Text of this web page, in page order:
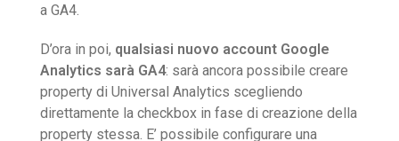
a GA4.
D’ora in poi, qualsiasi nuovo account Google
Analytics sarà GA4: sarà ancora possibile creare
property di Universal Analytics scegliendo
direttamente la checkbox in fase di creazione della
property stessa. E’ possibile configurare una